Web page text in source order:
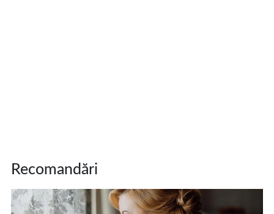
Recomandări